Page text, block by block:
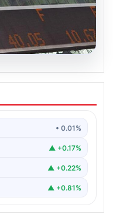
açıklanacak?
oldu
• 0.01%
▲ +0.17%
▲ +0.22%
▲ +0.81%